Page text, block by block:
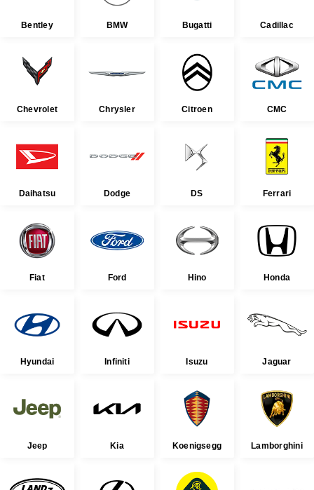
Bentley BMW Bugatti Cadillac
Chevrolet Chrysler Citroen CMC
Daihatsu Dodge DS Ferrari
Fiat Ford Hino Honda
Hyundai Infiniti Isuzu Jaguar
Jeep Kia Koenigsegg Lamborghini